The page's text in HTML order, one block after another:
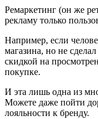
Ремаркетинг (он же
рекламу только
Например, если
магазина, но не
скидкой на
покупке.
И эта лишь одна из
Можете даже пойти
лояльности к бренду.